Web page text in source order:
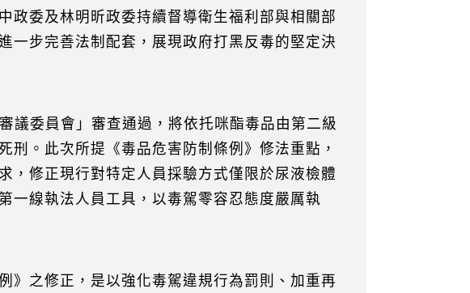
政委及林明昕政委持續督導衛生福利部與相關部
一步完善法制配套，展現政府打黑反毒的堅定決
議委員會」審查通過，將依托咪酯毒品由第二級
刑。此次所提《毒品危害防制條例》修法重點，
，修正現行對特定人員採驗方式僅限於尿液檢體
一線執法人員工具，以毒駕零容忍態度嚴厲執
》之修正，是以強化毒駕違規行為罰則、加重再